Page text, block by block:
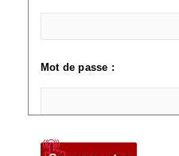
Mot de passe :